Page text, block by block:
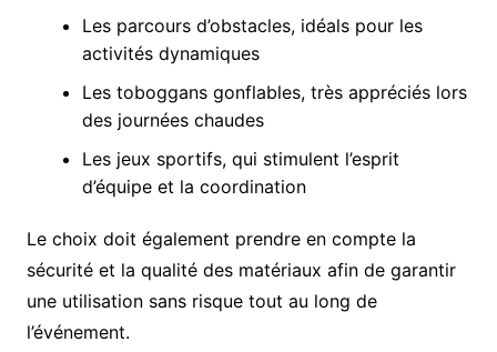
Les parcours d’obstacles, idéals pour les
activités dynamiques
Les toboggans gonflables, très appréciés lors
des journées chaudes
Les jeux sportifs, qui stimulent l’esprit
d’équipe et la coordination
Le choix doit également prendre en compte la
sécurité et la qualité des matériaux afin de garantir
une utilisation sans risque tout au long de
l’événement.